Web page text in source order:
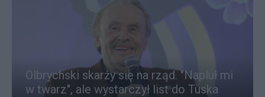
Olbrychski skarży się na rząd. "Napluł mi
w twarz", ale wystarczył list do Tuska